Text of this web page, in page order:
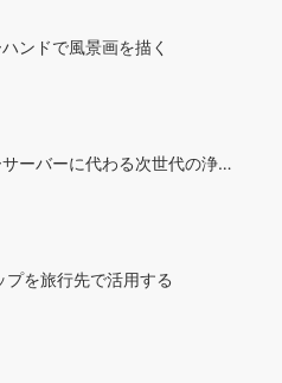
ンドで風景画を描く
ーバーに代わる次世代の浄…
プを旅行先で活用する